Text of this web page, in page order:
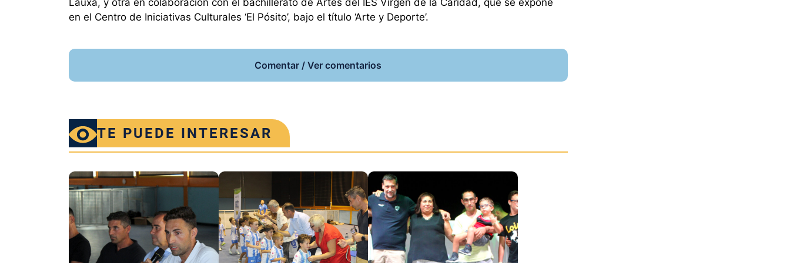
en el Centro de Iniciativas Culturales ‘El Pósito’, bajo el título ‘Arte y Deporte’.
Comentar / Ver comentarios
TE PUEDE INTERESAR